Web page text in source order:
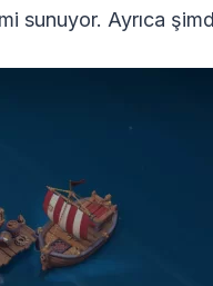
sunuyor. Ayrıca